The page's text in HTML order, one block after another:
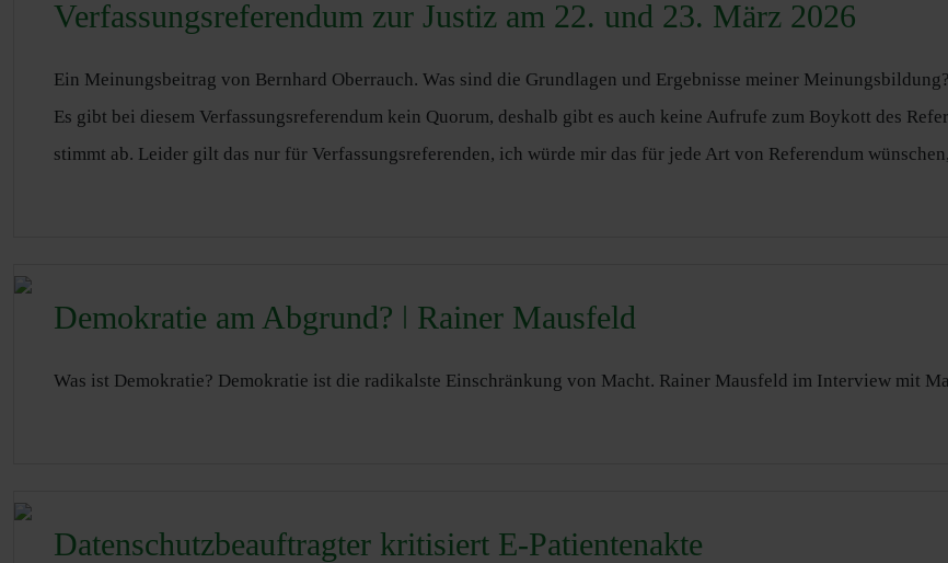
Verfassungsreferendum zur Justiz am 22. und 23. März 2026
Ein Meinungsbeitrag von Bernhard Oberrauch. Was sind die Grundlagen und Ergebnisse meiner Meinungsbildung?
Es gibt bei diesem Verfassungsreferendum kein Quorum, deshalb gibt es auch keine Aufrufe zum Boykott des
stimmt ab. Leider gilt das nur für Verfassungsreferenden, ich würde mir das für jede Art von Referendum
Demokratie am Abgrund? ǀ Rainer Mausfeld
Was ist Demokratie? Demokratie ist die radikalste Einschränkung von Macht. Rainer Mausfeld im Interview mit
Datenschutzbeauftragter kritisiert E-Patientenakte